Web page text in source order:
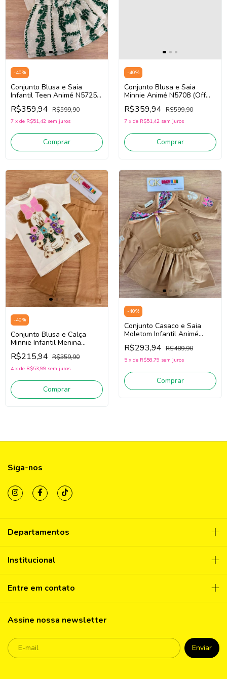
-40%
Conjunto Blusa e Saia
Infantil Teen Animé N5725
(Bege/Verde)
R$359,94 R$599,90
7 x de R$51,42 sem juros
Comprar
-40%
Conjunto Blusa e Saia
Minnie Animé N5708 (Off
White/Verde )
R$359,94 R$599,90
7 x de R$51,42 sem juros
Comprar
-40%
Conjunto Blusa e Calça
Minnie Infantil Menina
Animé P6488 (Off
White/Bege)
R$215,94 R$359,90
4 x de R$53,99 sem juros
Comprar
-40%
Conjunto Casaco e Saia
Moletom Infantil Animé
P6542 (Bege)
R$293,94 R$489,90
5 x de R$58,79 sem juros
Comprar
Siga-nos
Departamentos
Institucional
Entre em contato
Assine nossa newsletter